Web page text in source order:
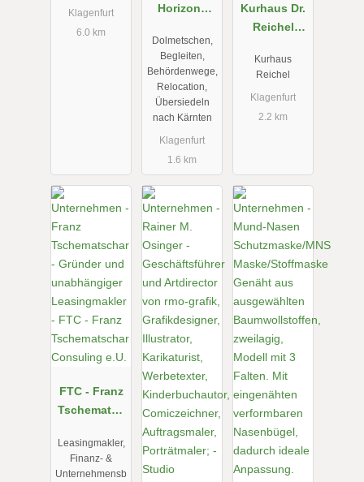
Klagenfurt
6.0 km
Horizons
Relocation
e.U.
Dolmetschen,
Begleiten,
Behördenwege,
Relocation,
Übersiedeln
nach Kärnten
Klagenfurt
1.6 km
Kurhaus Dr.
Reichel
KG
Kurhaus
Reichel
Klagenfurt
2.2 km
FTC - Franz
Tschematsc
Consuling
e.U.
Leasingmakler,
Finanz- &
Unternehmensb